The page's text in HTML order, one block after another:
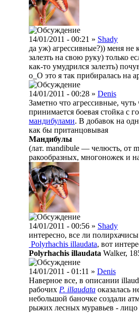
14/01/2011 - 00:21 » Shady
да уж) агрессивные?)) меня не
залезть на свою руку) только
как-то умудрился залезть)
о_О это я так прибиралась на
14/01/2011 - 00:28 » Denis
Заметно что агрессивные,
принимается боевая стойка с
мандибулами. В добавок на
как бы пританцовывая
Мандибулы
(лат. mandibule — челюсть, от
ракообразных, многоножек и
14/01/2011 - 00:56 » Shady
интересно, все ли
Polyrhachis illaudata, вот
Polyrhachis illaudata Walker,
14/01/2011 - 01:11 » Denis
Наверное все, в описании
рабочих P. illaudata оказалась
небольшой баночке создали
рыжих лесных муравьев - лицо